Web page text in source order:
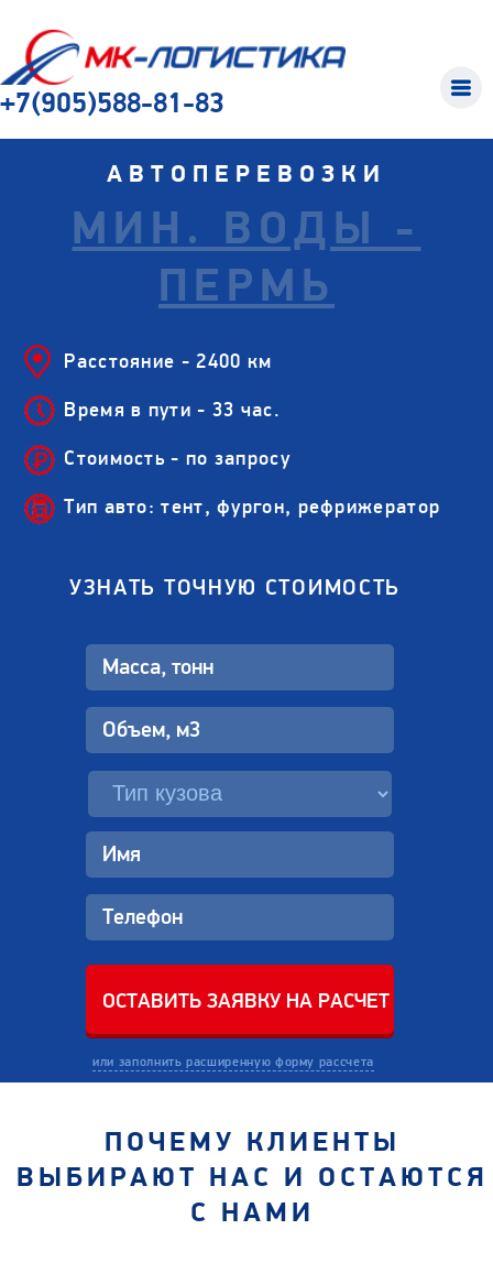
+7(905)588-81-83
АВТОПЕРЕВОЗКИ
МИН. ВОДЫ -
ПЕРМЬ
Расстояние - 2400 км
Время в пути - 33 час.
Стоимость - по запросу
Тип авто: тент, фургон, рефрижератор
УЗНАТЬ ТОЧНУЮ СТОИМОСТЬ
или заполнить расширенную форму рассчета
ПОЧЕМУ КЛИЕНТЫ
ВЫБИРАЮТ НАС И ОСТАЮТСЯ
С НАМИ